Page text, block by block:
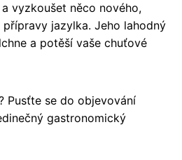
vyzkoušet něco nového,
jazylka. Jeho lahodný
a potěší vaše chuťové
Pusťte se do objevování
gastronomický